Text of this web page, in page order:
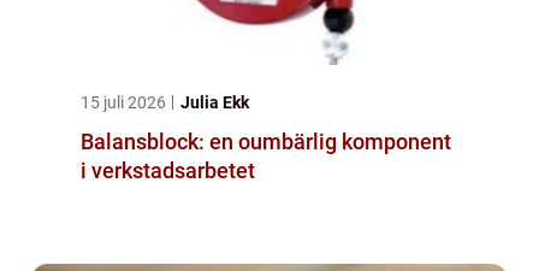
15 juli 2026 Julia Ekk
Balansblock: en oumbärlig komponent
i verkstadsarbetet